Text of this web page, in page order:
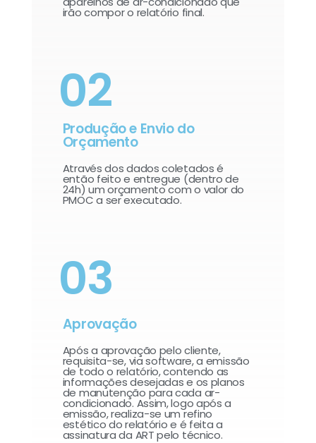
irão compor o relatório final.​
02
Produção e Envio do
Orçamento
Através dos dados coletados é
então feito e entregue (dentro de
24h) um orçamento com o valor do
PMOC a ser executado.
03
Aprovação
Após a aprovação pelo cliente,
requisita-se, via software, a emissão
de todo o relatório, contendo as
informações desejadas e os planos
de manutenção para cada ar-
condicionado. Assim, logo após a
emissão, realiza-se um refino
estético do relatório e é feita a
assinatura da ART pelo técnico.